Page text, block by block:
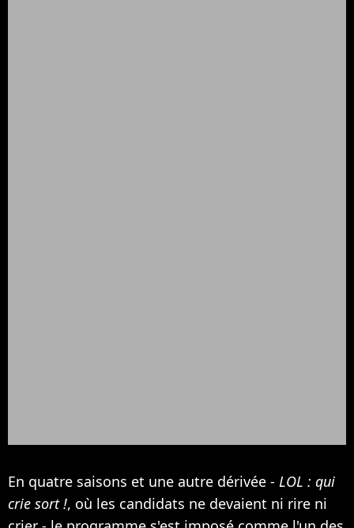
En quatre saisons et une autre dérivée - LOL : qui
crie sort !, où les candidats ne devaient ni rire ni